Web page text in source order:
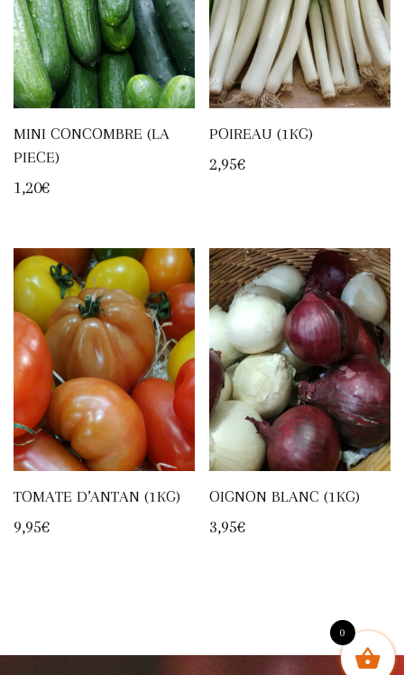
MINI CONCOMBRE (LA
PIECE)
1,20€
POIREAU (1KG)
2,95€
TOMATE D’ANTAN (1KG)
9,95€
OIGNON BLANC (1KG)
3,95€
0